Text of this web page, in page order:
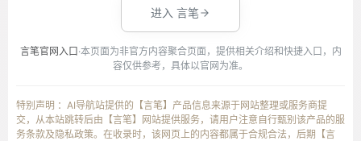
进入 言笔
言笔官网入口 ·本页面为非官方内容聚合页面，提供相关介绍和快捷入口，内
容仅供参考，具体以官网为准。
特别声明 ：AI导航站提供的【言笔】产品信息来源于网站整理或服务商提
交，从本站跳转后由【言笔】网站提供服务，请用户注意自行甄别该产品的服
务条款及隐私政策。在收录时，该网页上的内容都属于合规合法，后期【言